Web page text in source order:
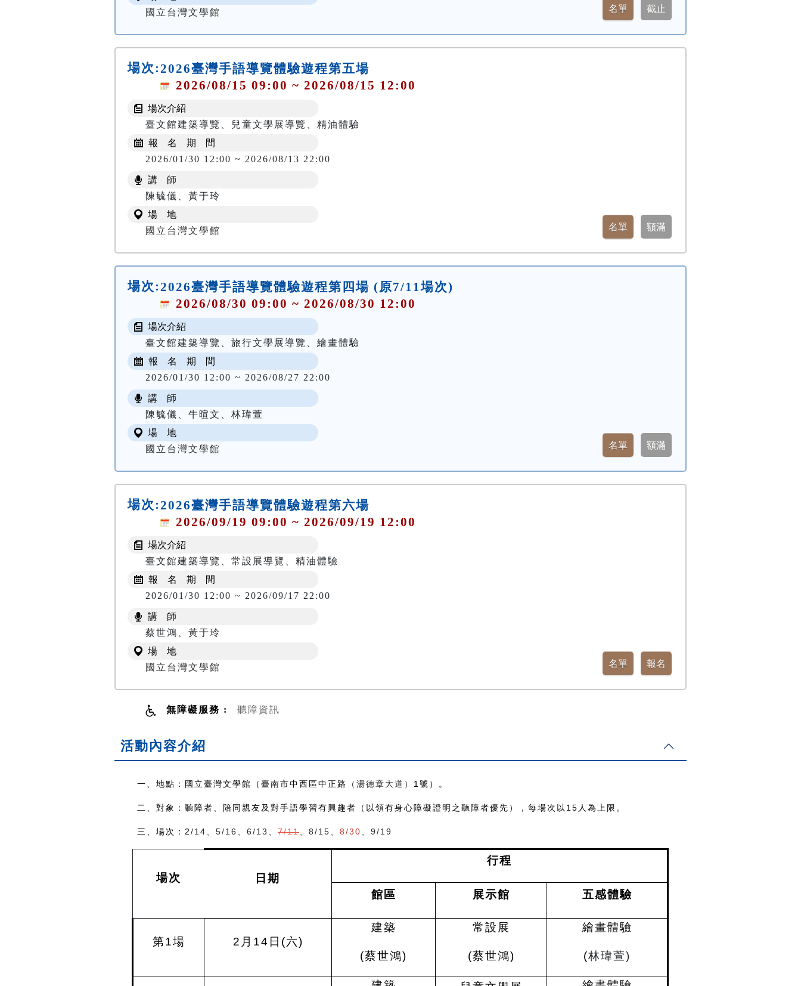
國立台灣文學館
場次:2026臺灣手語導覽體驗遊程第五場
2026/08/15 09:00 ~ 2026/08/15 12:00
場次介紹
臺文館建築導覽、兒童文學展導覽、精油體驗
報 名 期 間
2026/01/30 12:00 ~ 2026/08/13 22:00
講 師
陳毓儀、黃于玲
場 地
國立台灣文學館
場次:2026臺灣手語導覽體驗遊程第四場 (原7/11場次)
2026/08/30 09:00 ~ 2026/08/30 12:00
場次介紹
臺文館建築導覽、旅行文學展導覽、繪畫體驗
報 名 期 間
2026/01/30 12:00 ~ 2026/08/27 22:00
講 師
陳毓儀、牛暄文、林瑋萱
場 地
國立台灣文學館
場次:2026臺灣手語導覽體驗遊程第六場
2026/09/19 09:00 ~ 2026/09/19 12:00
場次介紹
臺文館建築導覽、常設展導覽、精油體驗
報 名 期 間
2026/01/30 12:00 ~ 2026/09/17 22:00
講 師
蔡世鴻、黃于玲
場 地
國立台灣文學館
無障礙服務 : 聽障資訊
活動內容介紹
一、地點：國立臺灣文學館（臺南市中西區中正路 （湯德章大道） 1 號）。
二、對象：聽障者、陪同親友及對手語學習有興趣者（以領有身心障礙證明之聽障者優先），每場次以 15 人為上限。
三、場次：2/14 5/16 6/13 7/11 8/15 8/30 9/19
場次 日期
行程
館區 展示館 五感體驗
第1場 2 月14日(六)
建築
(蔡世鴻)
常設展
(蔡世鴻)
繪畫體驗
(林瑋萱)